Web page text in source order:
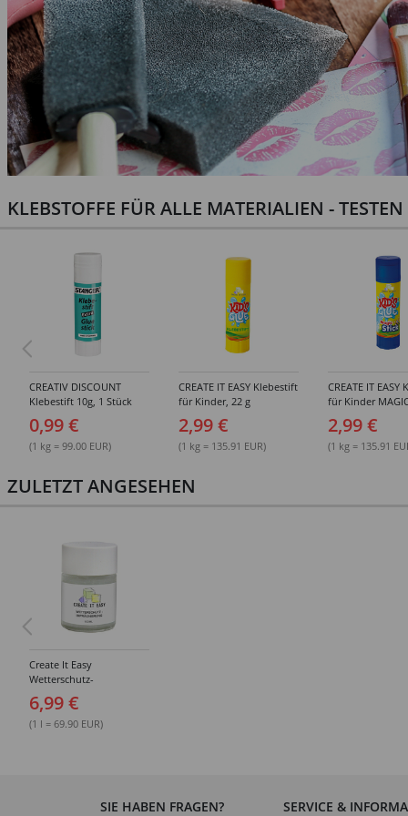
KLEBSTOFFE FÜR ALLE MATERIALIEN -
CREATIV DISCOUNT
Klebestift 10g, 1 Stück
0,99 €
(1 kg = 99.00 EUR)
CREATE IT EASY Klebestift
für Kinder, 22 g
2,99 €
(1 kg = 135.91 EUR)
CREATE IT
für Kinder
2,99 €
(1 kg = 135.91
ZULETZT ANGESEHEN
Create It Easy
Wetterschutz-
Imprägnierung, 100ml
6,99 €
(1 l = 69.90 EUR)
SIE HABEN FRAGEN? SERVICE &